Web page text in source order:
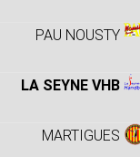
PAU NOUSTY
LA SEYNE VHB
MARTIGUES